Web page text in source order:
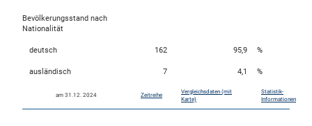
Bevölkerungsstand nach
Nationalität
deutsch 162 95,9 %
ausländisch 7 4,1 %
am 31.12. 2024 Zeitreihe
Vergleichsdaten (mit
Karte)
Statistik-
Informationen